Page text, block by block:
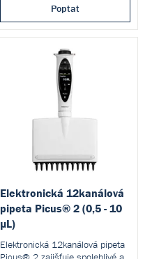
Poptat
Elektronická 12kanálová
pipeta Picus® 2 (0,5 - 10
µL)
Elektronická 12kanálová pipeta